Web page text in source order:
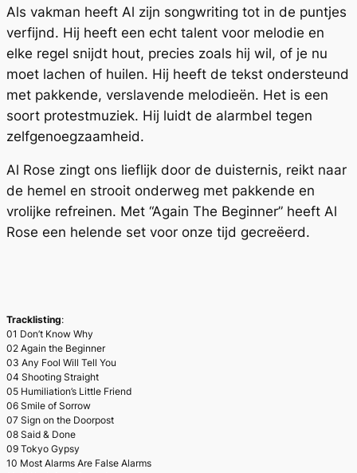
Als vakman heeft Al zijn songwriting tot in de puntjes
verfijnd. Hij heeft een echt talent voor melodie en
elke regel snijdt hout, precies zoals hij wil, of je nu
moet lachen of huilen. Hij heeft de tekst ondersteund
met pakkende, verslavende melodieën. Het is een
soort protestmuziek. Hij luidt de alarmbel tegen
zelfgenoegzaamheid.
Al Rose zingt ons lieflijk door de duisternis, reikt naar
de hemel en strooit onderweg met pakkende en
vrolijke refreinen. Met “Again The Beginner” heeft Al
Rose een helende set voor onze tijd gecreëerd.
Tracklisting:
01 Don’t Know Why
02 Again the Beginner
03 Any Fool Will Tell You
04 Shooting Straight
05 Humiliation’s Little Friend
06 Smile of Sorrow
07 Sign on the Doorpost
08 Said & Done
09 Tokyo Gypsy
10 Most Alarms Are False Alarms